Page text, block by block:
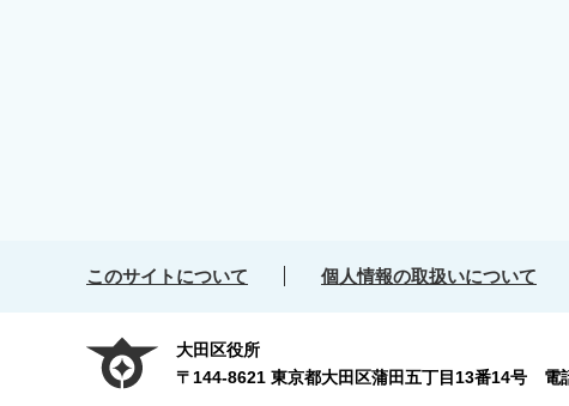
このサイトについて 個人情報の取扱いについて
大田区役所
〒144-8621 東京都大田区蒲田五丁目13番14号 電